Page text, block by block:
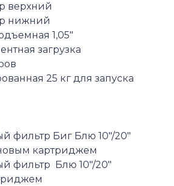
верхний
нижний
1,05″
загрузка
25 кг для запуска
фильтр Биг Блю 10"/20″
картриджем
фильтр Блю 10"/20″